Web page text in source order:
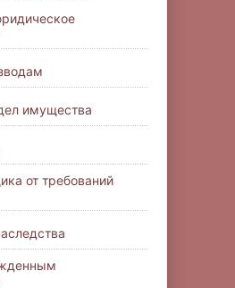
имущества
от требований